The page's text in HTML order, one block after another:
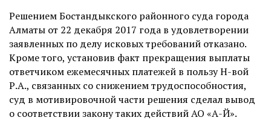
Решением Бостандыкского районного суда города
Алматы от 22 декабря 2017 года в удовлетворении
заявленных по делу исковых требований отказано.
Кроме того, установив факт прекращения выплаты
ответчиком ежемесячных платежей в пользу Н-вой
Р.А., связанных со снижением трудоспособностия,
суд в мотивировочной части решения сделал вывод
о соответствии закону таких действий АО «А-Й».